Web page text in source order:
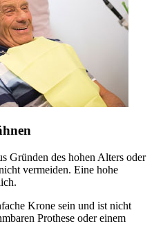
Gründen des hohen Alters oder
vermeiden. Eine hohe
Krone sein und ist nicht
Prothese oder einem